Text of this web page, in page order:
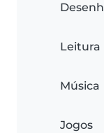
Leitura
Música
Jogos